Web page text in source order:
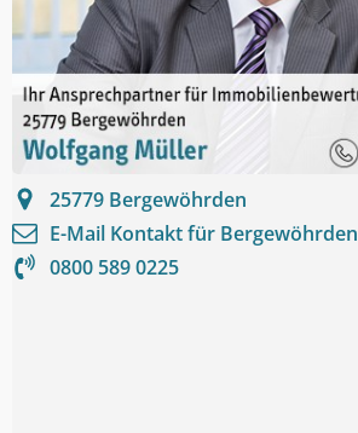
25779 Bergewöhrden
E-Mail Kontakt für Bergewöhrden
0800 589 0225